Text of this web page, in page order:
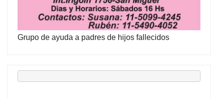
Grupo de ayuda a padres de hijos fallecidos